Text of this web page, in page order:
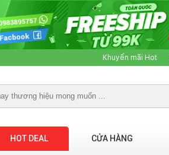
Khuyến mãi Hot
HOT DEAL CỬA HÀNG